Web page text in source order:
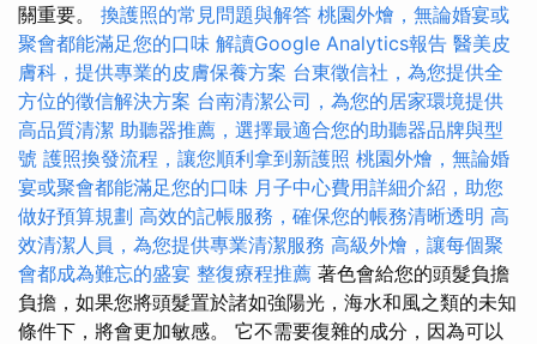
關重要。 換護照的常見問題與解答 桃園外燴，無論婚宴或
聚會都能滿足您的口味 解讀Google Analytics報告 醫美皮
膚科，提供專業的皮膚保養方案 台東徵信社，為您提供全
方位的徵信解決方案 台南清潔公司，為您的居家環境提供
高品質清潔 助聽器推薦，選擇最適合您的助聽器品牌與型
號 護照換發流程，讓您順利拿到新護照 桃園外燴，無論婚
宴或聚會都能滿足您的口味 月子中心費用詳細介紹，助您
做好預算規劃 高效的記帳服務，確保您的帳務清晰透明 高
效清潔人員，為您提供專業清潔服務 高級外燴，讓每個聚
會都成為難忘的盛宴 整復療程推薦 著色會給您的頭髮負擔
負擔，如果您將頭髮置於諸如強陽光，海水和風之類的未知
條件下，將會更加敏感。 它不需要復雜的成分，因為可以